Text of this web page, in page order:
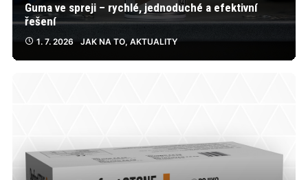
Guma ve spreji – rychlé, jednoduché a efektivní
řešení
1. 7. 2026 JAK NA TO, AKTUALITY